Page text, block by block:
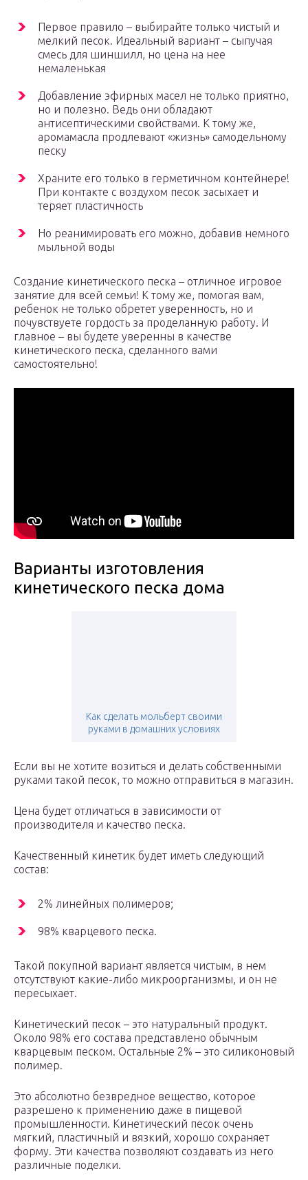
Первое правило – выбирайте только чистый и
мелкий песок. Идеальный вариант – сыпучая
смесь для шиншилл, но цена на нее
немаленькая
Добавление эфирных масел не только приятно,
но и полезно. Ведь они обладают
антисептическими свойствами. К тому же,
аромамасла продлевают «жизнь» самодельному
песку
Храните его только в герметичном контейнере!
При контакте с воздухом песок засыхает и
теряет пластичность
Но реанимировать его можно, добавив немного
мыльной воды
Создание кинетического песка – отличное игровое
занятие для всей семьи! К тому же, помогая вам,
ребенок не только обретет уверенность, но и
почувствуете гордость за проделанную работу. И
главное – вы будете уверенны в качестве
кинетического песка, сделанного вами
самостоятельно!
Варианты изготовления
кинетического песка дома
Как сделать мольберт своими
руками в домашних условиях
Если вы не хотите возиться и делать собственными
руками такой песок, то можно отправиться в магазин.
Цена будет отличаться в зависимости от
производителя и качество песка.
Качественный кинетик будет иметь следующий
состав:
2% линейных полимеров;
98% кварцевого песка.
Такой покупной вариант является чистым, в нем
отсутствуют какие-либо микроорганизмы, и он не
пересыхает.
Кинетический песок – это натуральный продукт.
Около 98% его состава представлено обычным
кварцевым песком. Остальные 2% – это силиконовый
полимер.
Это абсолютно безвредное вещество, которое
разрешено к применению даже в пищевой
промышленности. Кинетический песок очень
мягкий, пластичный и вязкий, хорошо сохраняет
форму. Эти качества позволяют создавать из него
различные поделки.